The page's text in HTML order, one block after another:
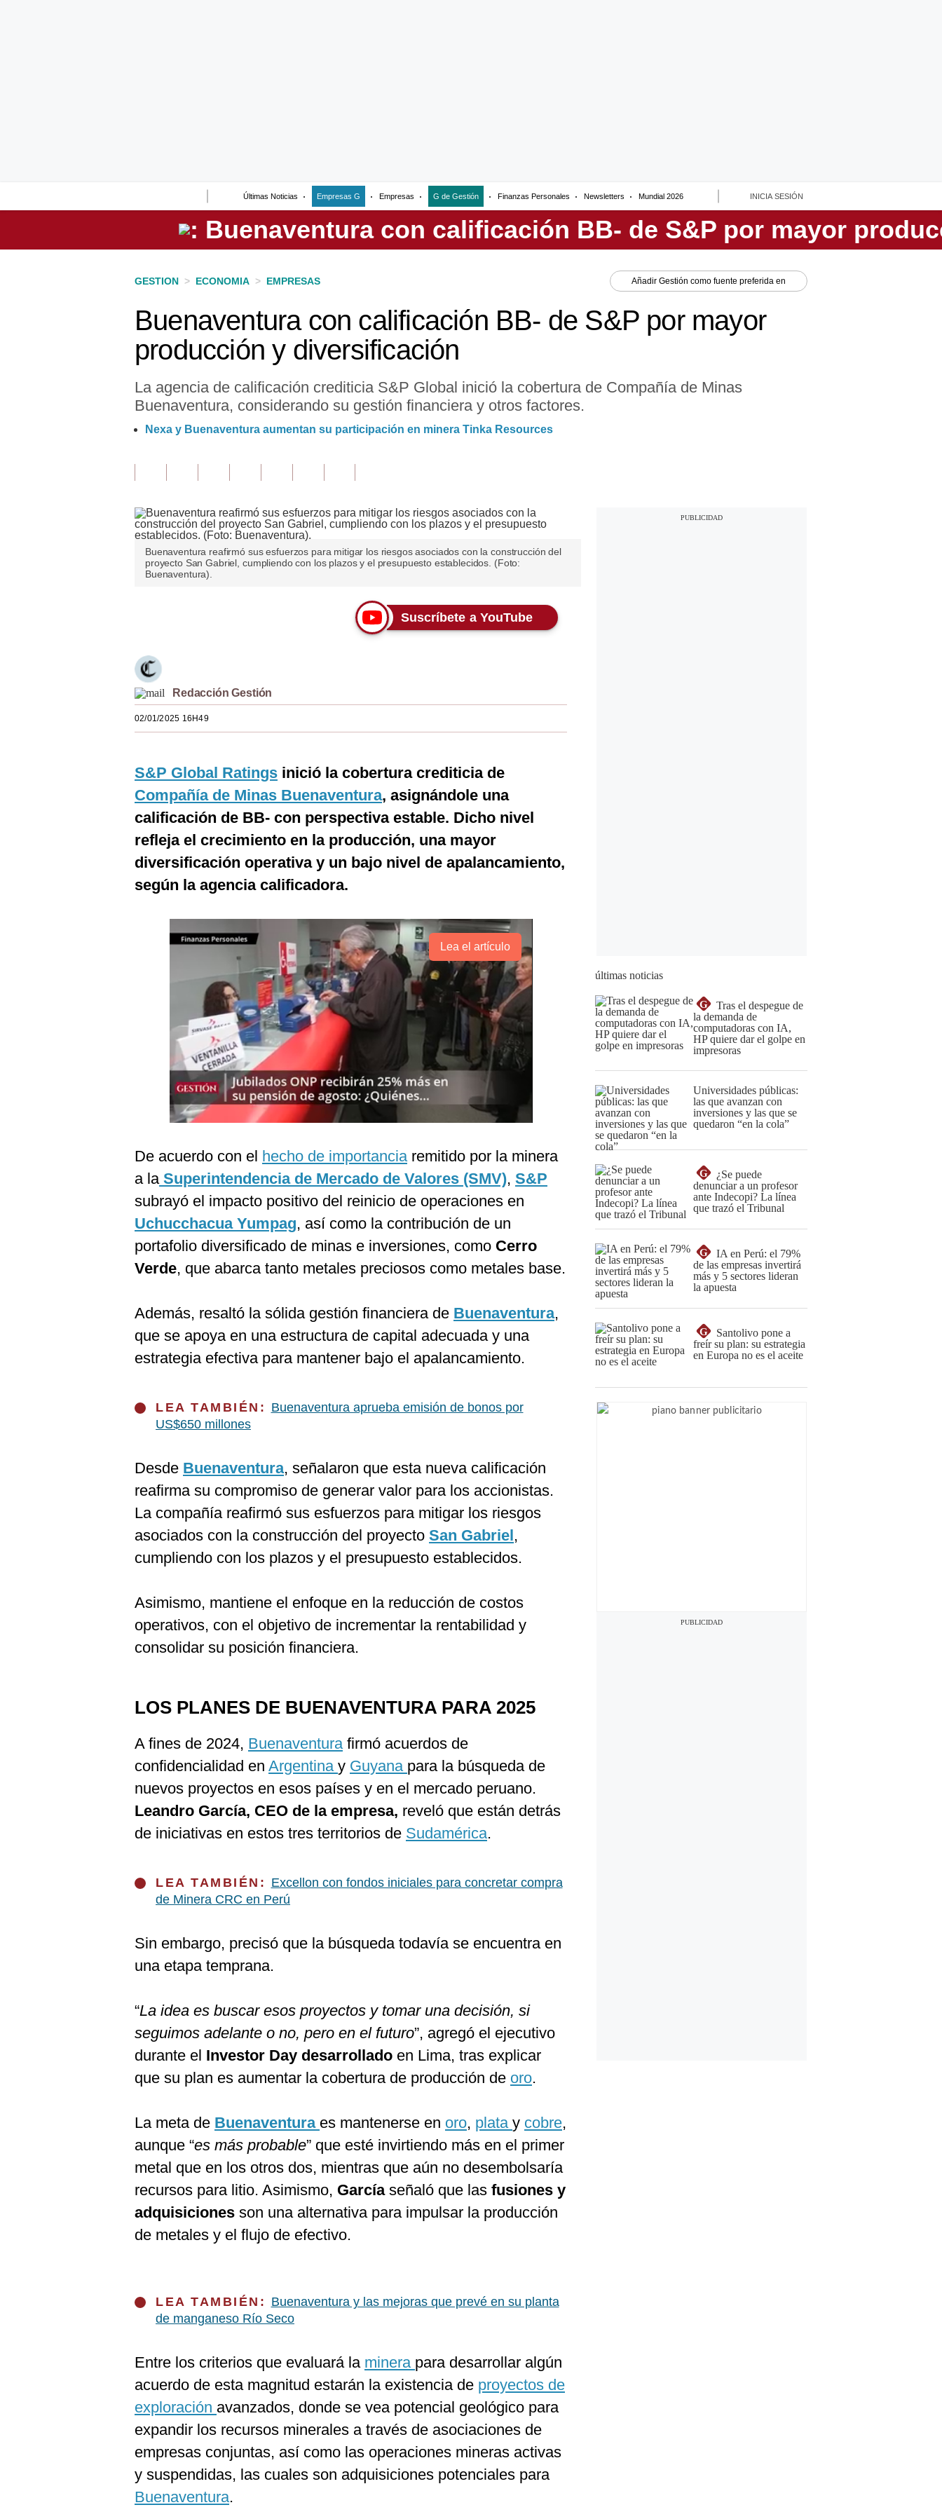
Últimas Noticias Empresas G Empresas G de Gestión Finanzas Personales Newsletters Mundial 2026 INICIA SESIÓN
Perú
GESTION > ECONOMIA > EMPRESAS Añadir Gestión como fuente preferida en
Buenaventura con calificación BB- de S&P por mayor
producción y diversificación
La agencia de calificación crediticia S&P Global inició la cobertura de Compañía de Minas
Buenaventura, considerando su gestión financiera y otros factores.
Nexa y Buenaventura aumentan su participación en minera Tinka Resources
Buenaventura reafirmó sus esfuerzos para mitigar los riesgos asociados con la construcción del
proyecto San Gabriel, cumpliendo con los plazos y el presupuesto establecidos. (Foto:
Buenaventura).
Suscríbete a YouTube
Redacción Gestión
02/01/2025 16H49
S&P Global Ratings inició la cobertura crediticia de
Compañía de Minas Buenaventura, asignándole una
calificación de BB- con perspectiva estable. Dicho nivel
refleja el crecimiento en la producción, una mayor
diversificación operativa y un bajo nivel de apalancamiento,
según la agencia calificadora.
Lea el artículo
De acuerdo con el hecho de importanciaremitido por la minera
a laSuperintendencia de Mercado de Valores (SMV), S&P
subrayó el impacto positivo del reinicio de operaciones en
Uchucchacua Yumpag, así como la contribución de un
portafolio diversificado de minas e inversiones, como Cerro
Verde, que abarca tanto metales preciosos como metales base.
Además, resaltó la sólida gestión financiera de Buenaventura,
que se apoya en una estructura de capital adecuada y una
estrategia efectiva para mantener bajo el apalancamiento.
LEA TAMBIÉN: Buenaventura aprueba emisión de bonos por
US$650 millones
Desde Buenaventura, señalaron que esta nueva calificación
reafirma su compromiso de generar valor para los accionistas.
La compañía reafirmó sus esfuerzos para mitigar los riesgos
asociados con la construcción del proyecto San Gabriel,
cumpliendo con los plazos y el presupuesto establecidos.
Asimismo, mantiene el enfoque en la reducción de costos
operativos, con el objetivo de incrementar la rentabilidad y
consolidar su posición financiera.
LOS PLANES DE BUENAVENTURA PARA 2025
A fines de 2024, Buenaventurafirmó acuerdos de
confidencialidad en Argentina y Guyana para la búsqueda de
nuevos proyectos en esos países y en el mercado peruano.
Leandro García, CEO de la empresa, reveló que están detrás
de iniciativas en estos tres territorios de Sudamérica.
LEA TAMBIÉN: Excellon con fondos iniciales para concretar compra
de Minera CRC en Perú
Sin embargo, precisó que la búsqueda todavía se encuentra en
una etapa temprana.
“La idea es buscar esos proyectos y tomar una decisión, si
seguimos adelante o no, pero en el futuro”, agregó el ejecutivo
durante el Investor Day desarrollado en Lima, tras explicar
que su plan es aumentar la cobertura de producción de oro.
La meta de Buenaventura es mantenerse en oro, plata y cobre,
aunque “es más probable” que esté invirtiendo más en el primer
metal que en los otros dos, mientras que aún no desembolsaría
recursos para litio. Asimismo, García señaló que las fusiones y
adquisiciones son una alternativa para impulsar la producción
de metales y el flujo de efectivo.
LEA TAMBIÉN: Buenaventura y las mejoras que prevé en su planta
de manganeso Río Seco
Entre los criterios que evaluará la minera para desarrollar algún
acuerdo de esta magnitud estarán la existencia de proyectos de
exploración avanzados, donde se vea potencial geológico para
expandir los recursos minerales a través de asociaciones de
empresas conjuntas, así como las operaciones mineras activas
y suspendidas, las cuales son adquisiciones potenciales para
Buenaventura.
últimas noticias
G
Tras el despegue de
la demanda de
computadoras con IA,
HP quiere dar el golpe en
impresoras
Universidades públicas:
las que avanzan con
inversiones y las que se
quedaron “en la cola”
G
¿Se puede
denunciar a un profesor
ante Indecopi? La línea
que trazó el Tribunal
G
IA en Perú: el 79%
de las empresas invertirá
más y 5 sectores lideran
la apuesta
G
Santolivo pone a
freír su plan: su estrategia
en Europa no es el aceite